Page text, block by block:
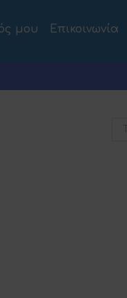
μου Επικοινωνία